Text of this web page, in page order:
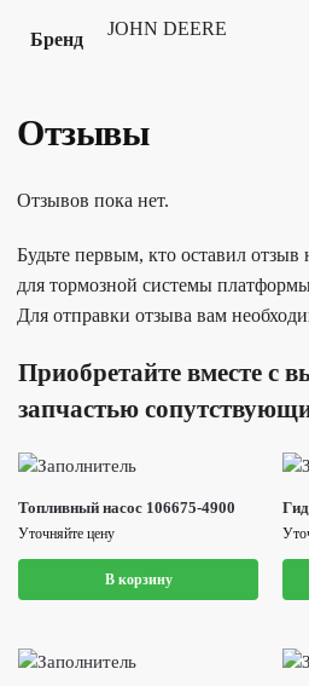
Бренд
JOHN DEERE
Отзывы
Отзывов пока нет.
Будьте первым, кто оставил
для тормозной системы
Для отправки отзыва вам
Приобретайте вместе с
запчастью
Топливный насос 106675-4900
Уточняйте цену
В корзину